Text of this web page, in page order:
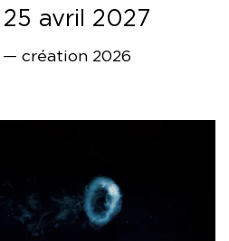
création 2026
25 avril 2027